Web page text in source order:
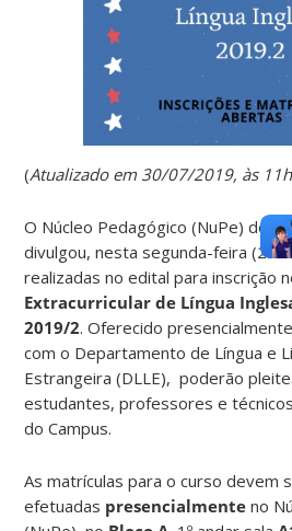
(Atualizado em 30/07/2019, às
O Núcleo Pedagógico (NuPe) do
divulgou, nesta segunda-feira (29/
realizadas no edital para inscrição
Extracurricular de Língua
2019/2. Oferecido
com o Departamento de Língua e
Estrangeira (DLLE), poderão
estudantes, professores e
do Campus.
As matrículas para o curso devem
efetuadas presencialmente no